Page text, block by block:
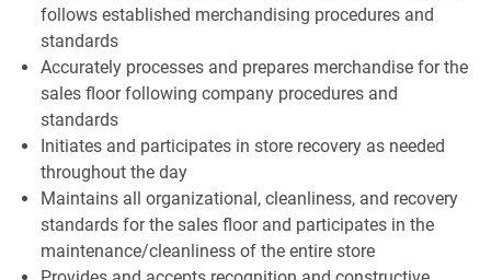
follows established merchandising procedures and
standards
Accurately processes and prepares merchandise for the
sales floor following company procedures and
standards
Initiates and participates in store recovery as needed
throughout the day
Maintains all organizational, cleanliness, and recovery
standards for the sales floor and participates in the
maintenance/cleanliness of the entire store